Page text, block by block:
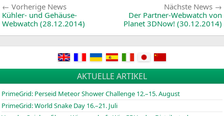
Beitragsnavigation
Vorherige NewsVorherige
News:
Kühler- und Gehäuse-
Webwatch (28.12.2014)
Nächste News
Der Partner-Webwatch von
Planet 3DNow! (30.12.2014)
AKTUELLE ARTIKEL
PrimeGrid: Perseid Meteor Shower Challenge 12.–15. August
PrimeGrid: World Snake Day 16.–21. Juli